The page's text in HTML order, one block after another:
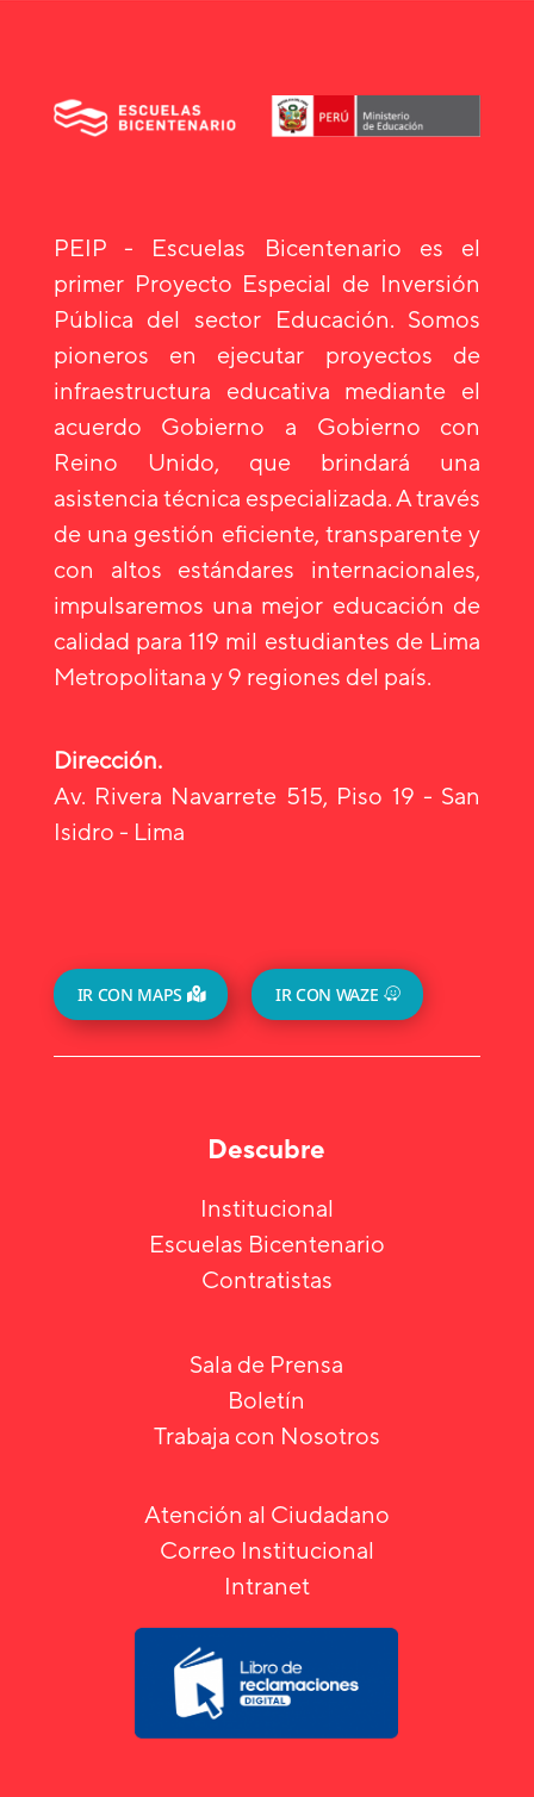
PEIP - Escuelas Bicentenario es el
primer Proyecto Especial de Inversión
Pública del sector Educación. Somos
pioneros en ejecutar proyectos de
infraestructura educativa mediante el
acuerdo Gobierno a Gobierno con
Reino Unido, que brindará una
asistencia técnica especializada. A través
de una gestión eficiente, transparente y
con altos estándares internacionales,
impulsaremos una mejor educación de
calidad para 119 mil estudiantes de Lima
Metropolitana y 9 regiones del país.
Dirección.
Av. Rivera Navarrete 515, Piso 19 - San
Isidro - Lima
IR CON MAPS IR CON WAZE
Descubre
Institucional
Escuelas Bicentenario
Contratistas
Sala de Prensa
Boletín
Trabaja con Nosotros
Atención al Ciudadano
Correo Institucional
Intranet